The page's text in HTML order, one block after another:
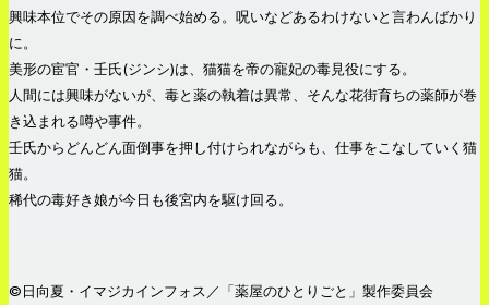
興味本位でその原因を調べ始める。呪いなどあるわけないと言わんばかり
に。
美形の宦官・壬氏(ジンシ)は、猫猫を帝の寵妃の毒見役にする。
人間には興味がないが、毒と薬の執着は異常、そんな花街育ちの薬師が巻
き込まれる噂や事件。
壬氏からどんどん面倒事を押し付けられながらも、仕事をこなしていく猫
猫。
稀代の毒好き娘が今日も後宮内を駆け回る。
©日向夏・イマジカインフォス／「薬屋のひとりごと」製作委員会